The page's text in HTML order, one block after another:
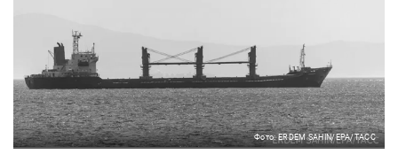
Фото: ERDEM SAHIN/EPA/ТАСС